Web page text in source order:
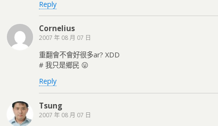
Reply
Cornelius
2007 年 08 月 07 日
重翻會不會好很多ar? XDD
# 我只是鄉民 😛
Reply
Tsung
2007 年 08 月 07 日